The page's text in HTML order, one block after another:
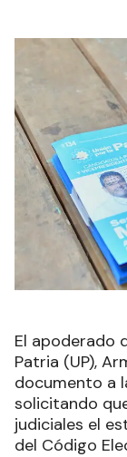
El apoderado
Patria (UP),
documento a
solicitando
judiciales el
del Código